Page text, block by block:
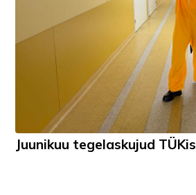
Juunikuu tegelaskujud TÜKis